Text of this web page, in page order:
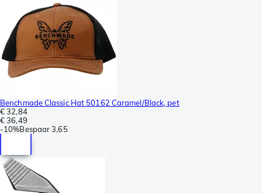
Benchmade Classic Hat 50162 Caramel/Black, pet
€ 32,84
€ 36,49
-10%Bespaar 3,65